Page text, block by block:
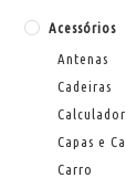
Acessórios
Antenas
Cadeiras
Capas e
Carro